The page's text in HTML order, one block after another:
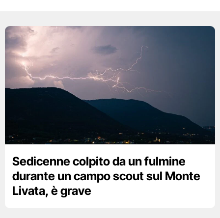
Sedicenne colpito da un fulmine
durante un campo scout sul Monte
Livata, è grave